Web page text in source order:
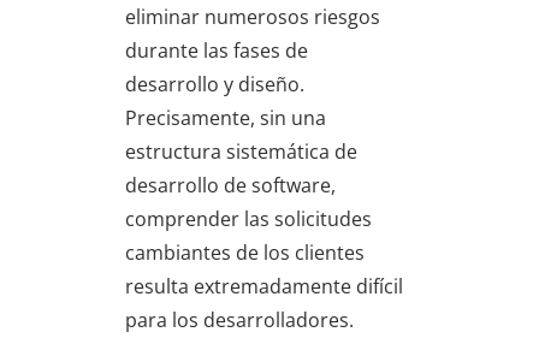
eliminar numerosos riesgos
durante las fases de
desarrollo y diseño.
Precisamente, sin una
estructura sistemática de
desarrollo de software,
comprender las solicitudes
cambiantes de los clientes
resulta extremadamente difícil
para los desarrolladores.